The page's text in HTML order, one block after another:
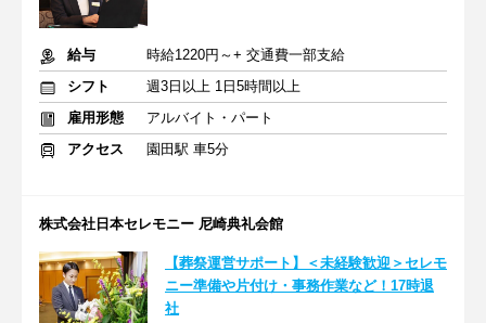
給与
時給1220円～+ 交通費一部支給
シフト
週3日以上 1日5時間以上
雇用形態
アルバイト・パート
アクセス
園田駅 車5分
株式会社日本セレモニー 尼崎典礼会館
【葬祭運営サポート】＜未経験歓迎＞セレモ
ニー準備や片付け・事務作業など！17時退
社